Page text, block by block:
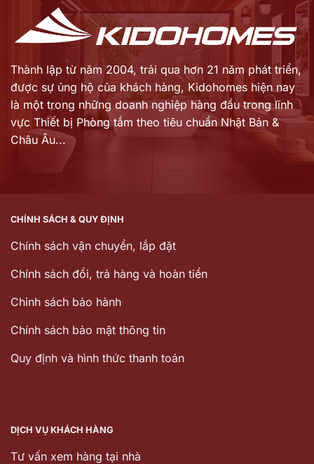
Thành lập từ năm 2004, trải qua hơn 21 năm phát triển,
được sự ủng hộ của khách hàng, Kidohomes hiện nay
là một trong những doanh nghiệp hàng đầu trong lĩnh
vực Thiết bị Phòng tắm theo tiêu chuẩn Nhật Bản &
Châu Âu...
CHÍNH SÁCH & QUY ĐỊNH
Chính sách vận chuyển, lắp đặt
Chính sách đổi, trả hàng và hoàn tiền
Chinh sách bảo hành
Chính sách bảo mật thông tin
Quy định và hình thức thanh toán
DỊCH VỤ KHÁCH HÀNG
Tư vấn xem hàng tại nhà